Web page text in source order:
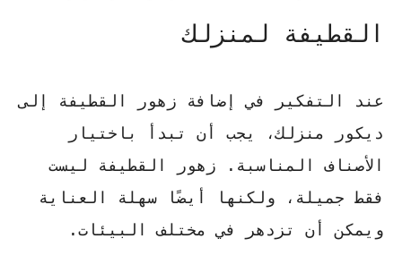
القطيفة لمنزلك
عند التفكير في إضافة زهور القطيفة إلى
ديكور منزلك، يجب أن تبدأ باختيار
الأصناف المناسبة. زهور القطيفة ليست
فقط جميلة، ولكنها أيضًا سهلة العناية
ويمكن أن تزدهر في مختلف البيئات.